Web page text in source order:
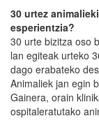
30 urtez
esperientzia?
30 urte bizitza oso
lan egiteak urteko
dago erabateko
Animaliek jan egin
Gainera, orain
ospitaleratutako